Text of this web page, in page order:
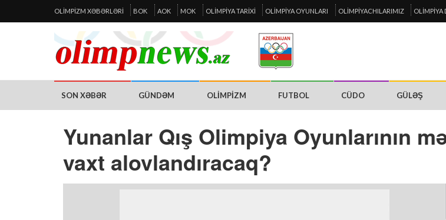
OLIMPIZM XƏBƏRLƏRI BOK AOK MOK OLIMPIYA TARIXI OLIMPIYA OYUNLARI OLIMPIYACHILARIMIZ OLIMPIYA
SON XƏBƏR GÜNDƏM OLIMPIZM FUTBOL CÜDO GÜLƏŞ
Yunanlar Qış Olimpiya Oyunlarının
vaxt alovlandıracaq?